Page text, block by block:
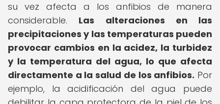
su vez afecta a los anfibios de manera
considerable. Las alteraciones en las
precipitaciones y las temperaturas pueden
provocar cambios en la acidez, la turbidez
y la temperatura del agua, lo que afecta
directamente a la salud de los anfibios. Por
ejemplo, la acidificación del agua puede